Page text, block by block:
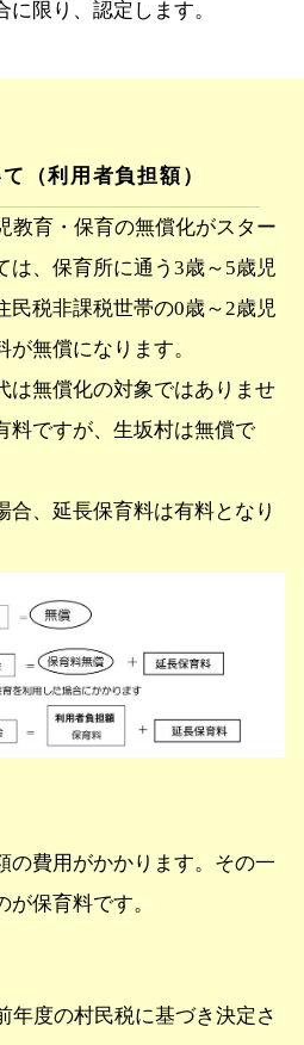
限り、認定します。
（利用者負担額）
教育・保育の無償化がスター
は、保育所に通う3歳～5歳児
民税非課税世帯の0歳～2歳児
無償になります。
は無償化の対象ではありませ
料ですが、生坂村は無償で
、延長保育料は有料となり
の費用がかかります。その一
保育料です。
年度の村民税に基づき決定さ